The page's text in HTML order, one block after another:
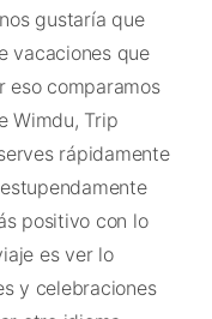
gustaría que
vacaciones que
eso comparamos
Wimdu, Trip
rápidamente
positivo con lo
es ver lo
y celebraciones